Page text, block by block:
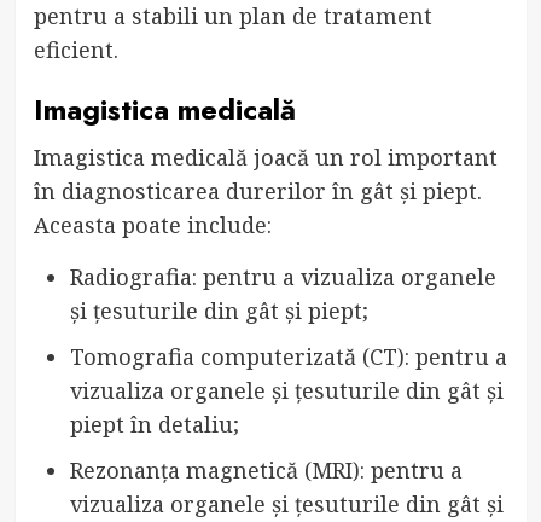
pentru a stabili un plan de tratament
eficient.
Imagistica medicală
Imagistica medicală joacă un rol important
în diagnosticarea durerilor în gât și piept.
Aceasta poate include:
Radiografia: pentru a vizualiza organele
și țesuturile din gât și piept;
Tomografia computerizată (CT): pentru a
vizualiza organele și țesuturile din gât și
piept în detaliu;
Rezonanța magnetică (MRI): pentru a
vizualiza organele și țesuturile din gât și